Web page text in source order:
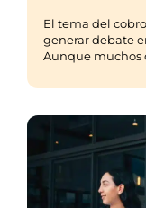
El tema del
generar debate
Aunque muchos